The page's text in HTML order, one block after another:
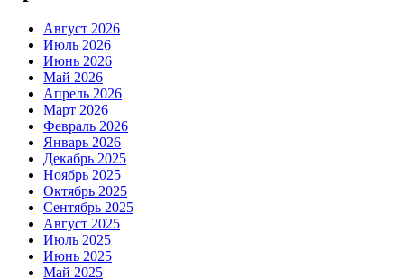
Август 2026
Июль 2026
Июнь 2026
Май 2026
Апрель 2026
Март 2026
Февраль 2026
Январь 2026
Декабрь 2025
Ноябрь 2025
Октябрь 2025
Сентябрь 2025
Август 2025
Июль 2025
Июнь 2025
Май 2025